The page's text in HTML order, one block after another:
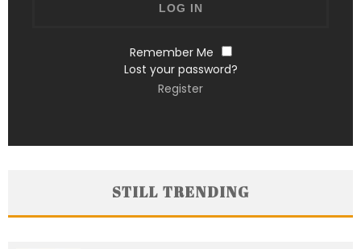
Remember Me
Lost your password?
Register
STILL TRENDING